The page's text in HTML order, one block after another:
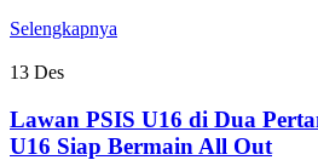
Selengkapnya
13 Des
Lawan PSIS U16 di Dua
U16 Siap Bermain All Out